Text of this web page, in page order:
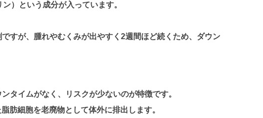
）という成分が入っています。
すが、腫れやむくみが出やすく2週間ほど続くため、ダウン
タイムがなく、リスクが少ないのが特徴です。
肪細胞を老廃物として体外に排出します。